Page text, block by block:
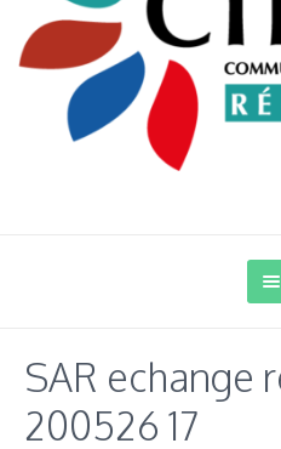
SAR echange
200526 17